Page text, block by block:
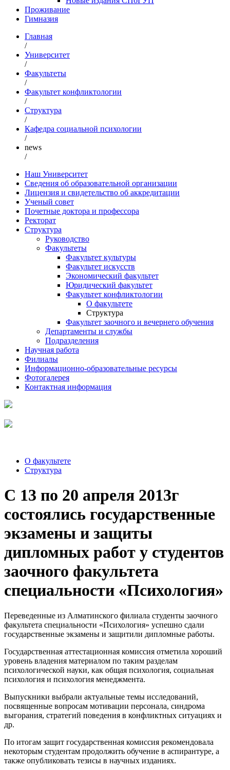
Проживание
Гимназия
Главная
/
Университет
/
Факультеты
/
Факультет конфликтологии
/
Структура
/
Кафедра социальной психологии
/
news
/
Наш Университет
Сведения об образовательной организации
Лицензия и свидетельство об аккредитации
Ученый совет
Почетные доктора и профессора
Ректорат
Структура
Руководство
Факультеты
Факультет культуры
Факультет искусств
Экономический факультет
Юридический факультет
Факультет конфликтологии
О факультете
Структура
Факультет заочного и вечернего обучения
Департаменты и службы
Подразделения
Научная работа
Филиалы
Информационно-образовательные ресурсы
Фотогалерея
Контактная информация
О факультете
Структура
С 13 по 20 апреля 2013г
состоялись государственные
экзамены и защиты
дипломных работ у студентов
заочного факультета
специальности «Психология»
Переведенные из Алматинского филиала студенты заочного
факультета специальности «Психология» успешно сдали
государственные экзамены и защитили дипломные работы.
Государственная аттестационная комиссия отметила хороший
уровень владения материалом по таким разделам
психологической науки, как общая психология, социальная
психология и психология менеджмента.
Выпускники выбрали актуальные темы исследований,
посвященные вопросам мотивации персонала, синдрома
выгорания, стратегий поведения в конфликтных ситуациях и
др.
По итогам защит государственная комиссия рекомендовала
некоторым студентам продолжить обучение в аспирантуре, а
также опубликовать тезисы в научных изданиях.